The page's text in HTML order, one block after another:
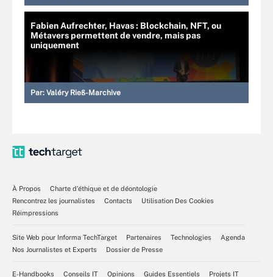
Fabien Aufrechter, Havas : Blockchain, NFT, ou
Métavers permettent de vendre, mais pas
uniquement
Par: Valéry Rieß-Marchive
À Propos
Charte d’éthique et de déontologie
Rencontrez les journalistes
Contacts
Utilisation Des Cookies
Réimpressions
Site Web pour Informa TechTarget Partenaires Technologies
Agenda
Nos Journalistes et Experts
Dossier de Presse
E-Handbooks Conseils IT Opinions Guides Essentiels Projets IT